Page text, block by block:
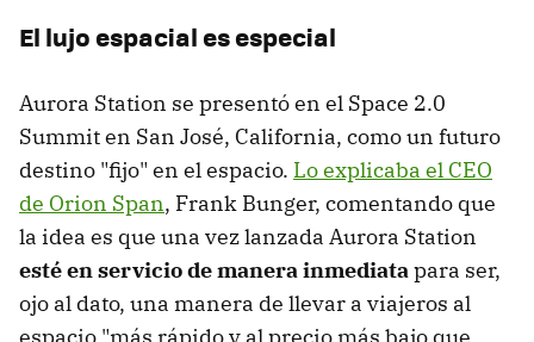
El lujo espacial es especial
Aurora Station se presentó en el Space 2.0
Summit en San José, California, como un futuro
destino "fijo" en el espacio. Lo explicaba el CEO
de Orion Span, Frank Bunger, comentando que
la idea es que una vez lanzada Aurora Station
esté en servicio de manera inmediatapara ser,
ojo al dato, una manera de llevar a viajeros al
espacio "más rápido y al precio más bajo que